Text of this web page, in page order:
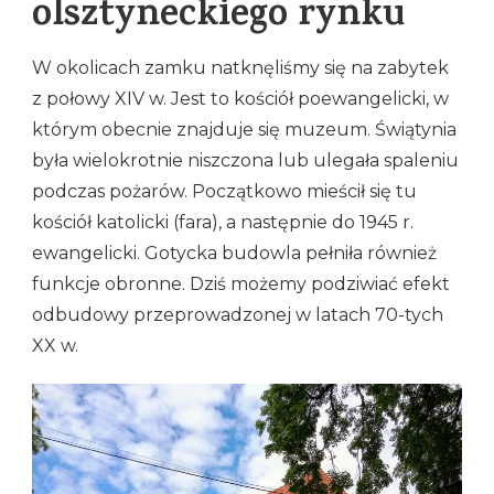
olsztyneckiego rynku
W okolicach zamku natknęliśmy się na zabytek
z połowy XIV w. Jest to kościół poewangelicki, w
którym obecnie znajduje się muzeum. Świątynia
była wielokrotnie niszczona lub ulegała spaleniu
podczas pożarów. Początkowo mieścił się tu
kościół katolicki (fara), a następnie do 1945 r.
ewangelicki. Gotycka budowla pełniła również
funkcje obronne. Dziś możemy podziwiać efekt
odbudowy przeprowadzonej w latach 70-tych
XX w.